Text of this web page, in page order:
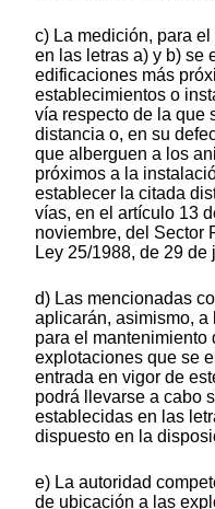
c) La medición, para
en las letras a) y b) se
edificaciones más
establecimientos o
vía respecto de la que
distancia o, en su
que alberguen a los
próximos a la
establecer la citada
vías, en el artículo 13
noviembre, del Sector
Ley 25/1988, de 29 de
d) Las mencionadas
aplicarán, asimismo,
para el
explotaciones que se
entrada en vigor de
podrá llevarse a cabo
establecidas en las
dispuesto en la
e) La autoridad
de ubicación a las